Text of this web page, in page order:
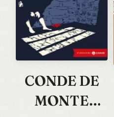
CONDE DE
MONTE